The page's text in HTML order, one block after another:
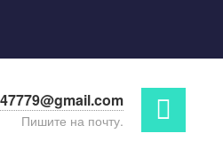
Пишите на почту.